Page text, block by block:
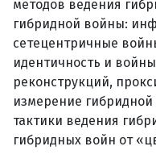
методов ведения
гибридной войны:
сетецентричные
идентичность и
реконструкций,
измерение
тактики ведения
гибридных войн от